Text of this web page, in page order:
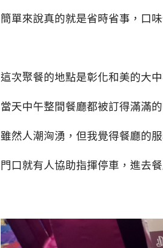
簡單來說真的就是省時省事，口
這次聚餐的地點是彰化和美的大
當天中午整間餐廳都被訂得滿滿的
雖然人潮洶湧，但我覺得餐廳的服
門口就有人協助指揮停車，進去